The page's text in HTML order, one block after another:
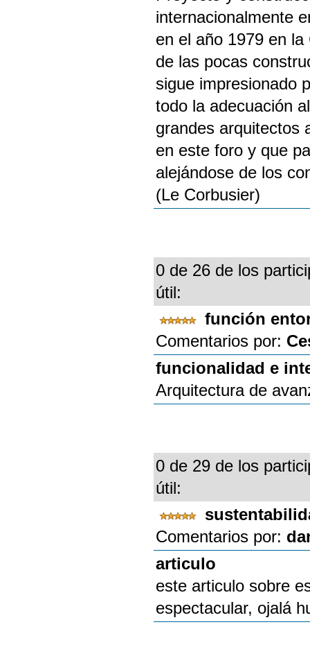
internacionalmente
en el año 1979 en
de las pocas
sigue impresionado
todo la adecuación
grandes arquitectos
en este foro y que
alejándose de los
(Le Corbusier)
0 de 26 de los
útil:
función
Comentarios por:
funcionalidad e
Arquitectura de
0 de 29 de los
útil:
Comentarios por:
articulo
este articulo sobre
espectacular, ojalá